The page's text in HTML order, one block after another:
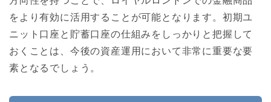
をより有効に活用することが可能となります。初期ユ
ニット口座と貯蓄口座の仕組みをしっかりと把握して
おくことは、今後の資産運用において非常に重要な要
素となるでしょう。